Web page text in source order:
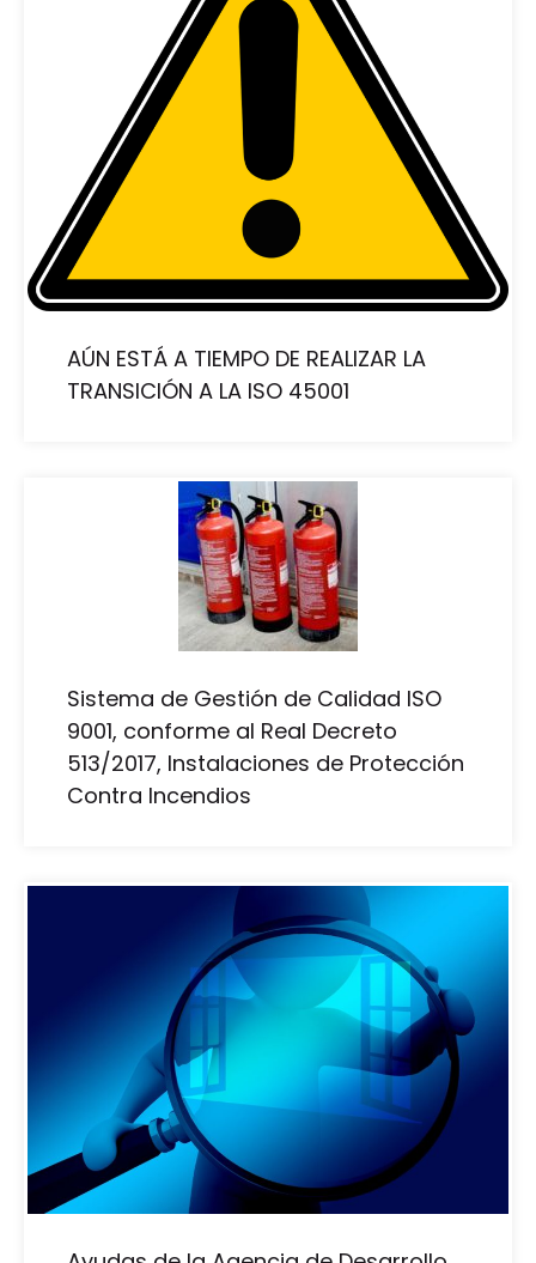
AÚN ESTÁ A TIEMPO DE REALIZAR LA
TRANSICIÓN A LA ISO 45001
Sistema de Gestión de Calidad ISO
9001, conforme al Real Decreto
513/2017, Instalaciones de Protección
Contra Incendios